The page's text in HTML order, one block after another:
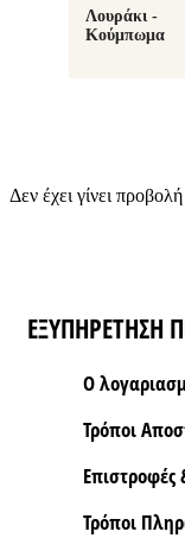
Λουράκι -
Κούμπωμα
Δεν έχει γίνει
ΕΞΥΠΗΡΕΤΗΣΗ
Ο
Τρόποι
Επιστροφές
Τρόποι